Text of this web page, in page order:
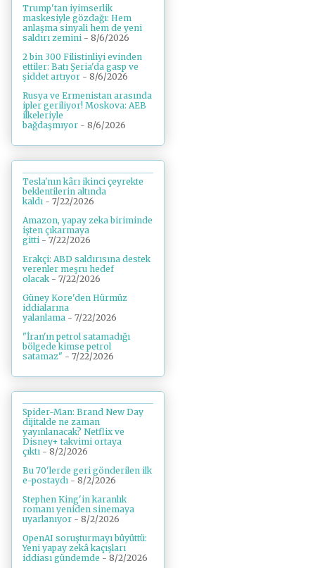
Trump'tan iyimserlik
maskesiyle gözdağı: Hem
anlaşma sinyali hem de yeni
saldırı zemini - 8/6/2026
2 bin 300 Filistinliyi evinden
ettiler: Batı Şeria'da gasp ve
şiddet artıyor - 8/6/2026
Rusya ve Ermenistan arasında
ipler geriliyor! Moskova: AEB
ilkeleriyle
bağdaşmıyor - 8/6/2026
Tesla'nın kârı ikinci çeyrekte
beklentilerin altında
kaldı - 7/22/2026
Amazon, yapay zeka biriminde
işten çıkarmaya
gitti - 7/22/2026
Erakçi: ABD saldırısına destek
verenler meşru hedef
olacak - 7/22/2026
Güney Kore'den Hürmüz
iddialarına
yalanlama - 7/22/2026
"İran'ın petrol satamadığı
bölgede kimse petrol
satamaz" - 7/22/2026
Spider-Man: Brand New Day
dijitalde ne zaman
yayınlanacak? Netflix ve
Disney+ takvimi ortaya
çıktı - 8/2/2026
Bu 70'lerde geri gönderilen ilk
e-postaydı - 8/2/2026
Stephen King'in karanlık
romanı yeniden sinemaya
uyarlanıyor - 8/2/2026
OpenAI soruşturmayı büyüttü:
Yeni yapay zekâ kaçışları
iddiası gündemde - 8/2/2026